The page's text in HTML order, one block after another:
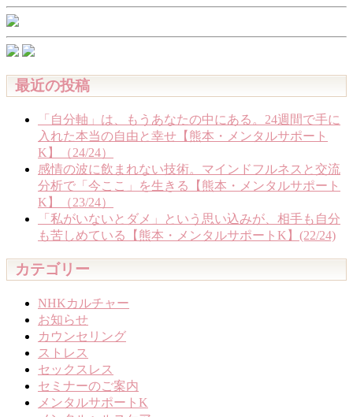
最近の投稿
「自分軸」は、もうあなたの中にある。24週間で手に
入れた本当の自由と幸せ【熊本・メンタルサポート
K】（24/24）
感情の波に飲まれない技術。マインドフルネスと交流
分析で「今ここ」を生きる【熊本・メンタルサポート
K】（23/24）
「私がいないとダメ」という思い込みが、相手も自分
も苦しめている【熊本・メンタルサポートK】(22/24)
カテゴリー
NHKカルチャー
お知らせ
カウンセリング
ストレス
セックスレス
セミナーのご案内
メンタルサポートK